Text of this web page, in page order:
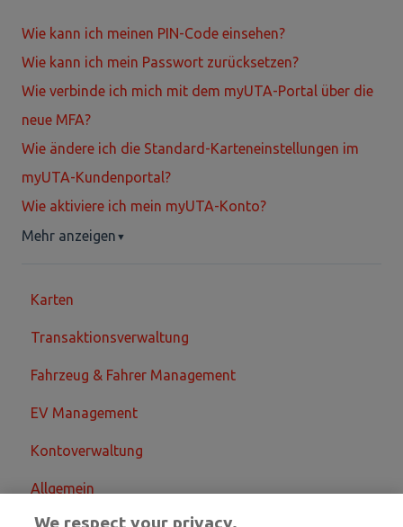
Wie kann ich meinen PIN-Code einsehen?
Wie kann ich mein Passwort zurücksetzen?
Wie verbinde ich mich mit dem myUTA-Portal über die
neue MFA?
Wie ändere ich die Standard-Karteneinstellungen im
myUTA-Kundenportal?
Wie aktiviere ich mein myUTA-Konto?
Mehr anzeigen ▼
Karten
Transaktionsverwaltung
Fahrzeug & Fahrer Management
EV Management
Kontoverwaltung
Allgemein
We respect your privacy.